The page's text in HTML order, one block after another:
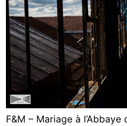
F&M – Mariage à